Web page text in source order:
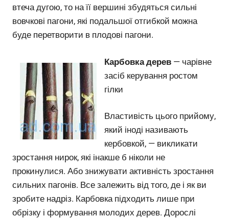
втеча дугою, то на її вершині збудяться сильні
вовчкові пагони, які подальшої отгибкой можна
буде перетворити в плодові пагони.
Карбовка дерев — чарівне
засіб керування ростом
гілки
Властивість цього прийому,
який іноді називають
кербовкой, — викликати
зростання нирок, які інакше б ніколи не
прокинулися. Або знижувати активність зростання
сильних пагонів. Все залежить від того, де і як ви
зробите надріз. Карбовка підходить лише при
обрізку і формування молодих дерев. Дорослі